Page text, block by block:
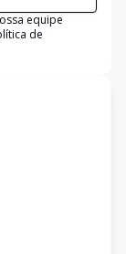
equipe
de